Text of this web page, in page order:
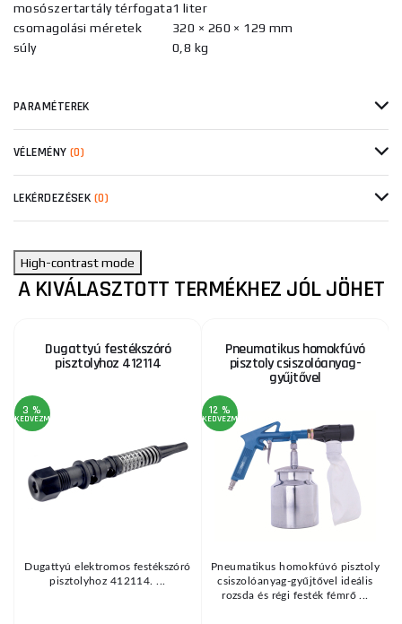
mosószertartály térfogata
csomagolási méretek
súly
1 liter
320 × 260 × 129 mm
0,8 kg
PARAMÉTEREK
VÉLEMÉNY (0)
LEKÉRDEZÉSEK (0)
High-contrast mode
A KIVÁLASZTOTT TERMÉKHEZ JÓL JÖHET
Dugattyú festékszóró
pisztolyhoz 412114
3 %
KEDVEZMÉNY
Dugattyú elektromos festékszóró
pisztolyhoz 412114. ...
Pneumatikus homokfúvó
pisztoly csiszolóanyag-
gyűjtővel
12 %
KEDVEZMÉNY
Pneumatikus homokfúvó pisztoly
csiszolóanyag-gyűjtővel ideális
rozsda és régi festék fémrő ...